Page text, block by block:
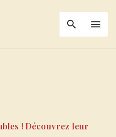
search menu
! Découvrez leur